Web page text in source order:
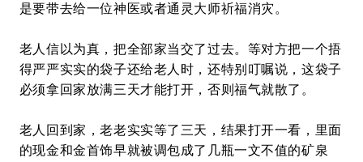
是要带去给一位神医或者通灵大师祈福消灾。
老人信以为真，把全部家当交了过去。等对方把一个捂
得严严实实的袋子还给老人时，还特别叮嘱说，这袋子
必须拿回家放满三天才能打开，否则福气就散了。
老人回到家，老老实实等了三天，结果打开一看，里面
的现金和金首饰早就被调包成了几瓶一文不值的矿泉